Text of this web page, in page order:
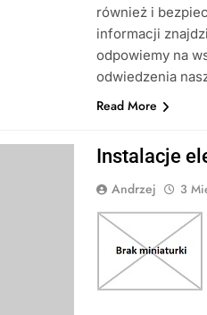
również i
informacji
odpowiemy na
odwiedzenia
Read More
Instalacje
Andrzej 3